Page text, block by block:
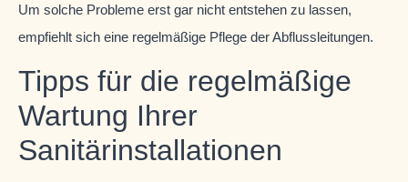
Um solche Probleme erst gar nicht entstehen zu lassen,
empfiehlt sich eine regelmäßige Pflege der Abflussleitungen.
Tipps für die regelmäßige
Wartung Ihrer
Sanitärinstallationen